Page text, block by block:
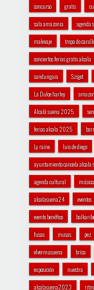
concurso gratis
sala amazonia agenda
malevaje tropa do
conciertos ferias gratis alcala
sandungaia Sziget
La Dulce harley
Alcalá suena 2025
ferias alcala 2025
Ly raine luis de diego
ayuntamiento cancela alcala
agenda cultural
alcalasuena24 eventos
evento benéfico
fusas musas pez
elvermusuena brisa
exposición nuestra
alcalasuena2023